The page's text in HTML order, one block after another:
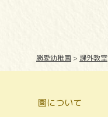
勝愛幼稚園 > 課外教室
園について